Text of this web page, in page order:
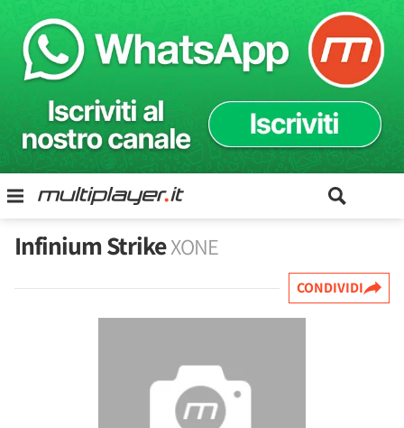
Infinium StrikeXONE
CONDIVIDI